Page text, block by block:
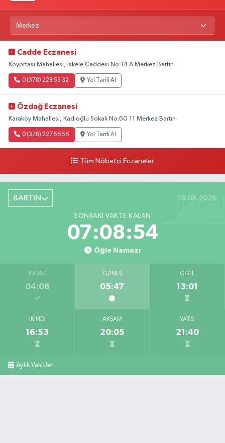
Cadde Eczanesi
Köyortası Mahallesi, İskele Caddesi No:14 A Merkez Bartın
0 (378) 228 53 32 Yol Tarifi Al
Özdağ Eczanesi
Karaköy Mahallesi, Kadıoğlu Sokak No:60 11 Merkez Bartın
0 (378) 227 56 56 Yol Tarifi Al
Tüm Nöbetçi Eczaneler
BARTIN 10.08.2026
SONRAKI VAKTE KALAN
07:08:53
Öğle Namazı
İMSAK
04:06
GÜNEŞ
05:47
ÖĞLE
13:01
İKINDI
16:53
AKŞAM
20:05
YATSI
21:40
Aylık Vakitler